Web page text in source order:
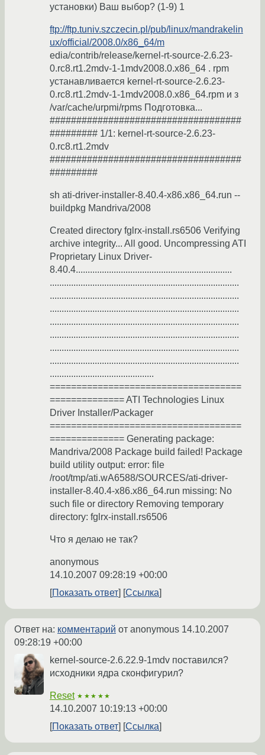
установки) Ваш выбор? (1-9) 1
ftp://ftp.tuniv.szczecin.pl/pub/linux/mandrakelin
ux/official/2008.0/x86_64/m
edia/contrib/release/kernel-rt-source-2.6.23-
0.rc8.rt1.2mdv-1-1mdv2008.0.x86_64 . rpm
устанавливается kernel-rt-source-2.6.23-
0.rc8.rt1.2mdv-1-1mdv2008.0.x86_64.rpm и з
/var/cache/urpmi/rpms Подготовка...
####################################
######### 1/1: kernel-rt-source-2.6.23-
0.rc8.rt1.2mdv
####################################
#########
sh ati-driver-installer-8.40.4-x86.x86_64.run --
buildpkg Mandriva/2008
Created directory fglrx-install.rs6506 Verifying
archive integrity... All good. Uncompressing ATI
Proprietary Linux Driver-
8.40.4..................................................................
................................................................................
................................................................................
................................................................................
................................................................................
................................................................................
................................................................................
................................................................................
............................................
====================================
============== ATI Technologies Linux
Driver Installer/Packager
====================================
============== Generating package:
Mandriva/2008 Package build failed! Package
build utility output: error: file
/root/tmp/ati.wA6588/SOURCES/ati-driver-
installer-8.40.4-x86.x86_64.run missing: No
such file or directory Removing temporary
directory: fglrx-install.rs6506
Что я делаю не так?
anonymous
14.10.2007 09:28:19 +00:00
Показать ответ
Ссылка
Ответ на: комментарий от anonymous 14.10.2007
09:28:19 +00:00
kernel-source-2.6.22.9-1mdv поставился?
исходники ядра сконфигурил?
Reset ★★★★★
14.10.2007 10:19:13 +00:00
Показать ответ
Ссылка